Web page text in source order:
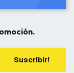
Suscribir!